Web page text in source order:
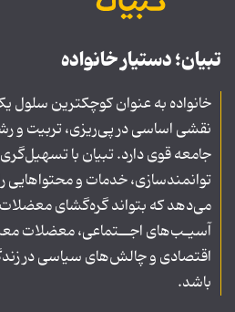
تبیان؛ دستیار خانواده
خانواده به عنوان کوچکترین سلول
نقشی اساسی در پی‌ریزی، تربیت و
جامعه قوی دارد. تبیان با
توانمندسازی، خدمات و محتواهایی را
می‌دهد که بتواند گره‌گشای
آسیـب‌های اجــتماعی، معضلات
اقتصادی و چالش‌های سیاسی در
باشد.